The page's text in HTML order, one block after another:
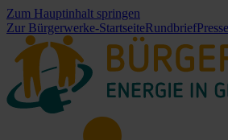
Zum Hauptinhalt springen
Zur Bürgerwerke-StartseiteRundbriefPresse